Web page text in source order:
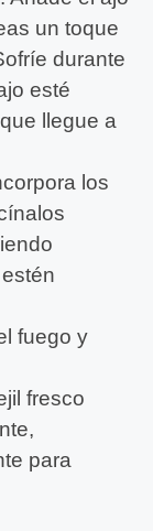
un toque
durante
esté
llegue a
los
fuego y
fresco
para